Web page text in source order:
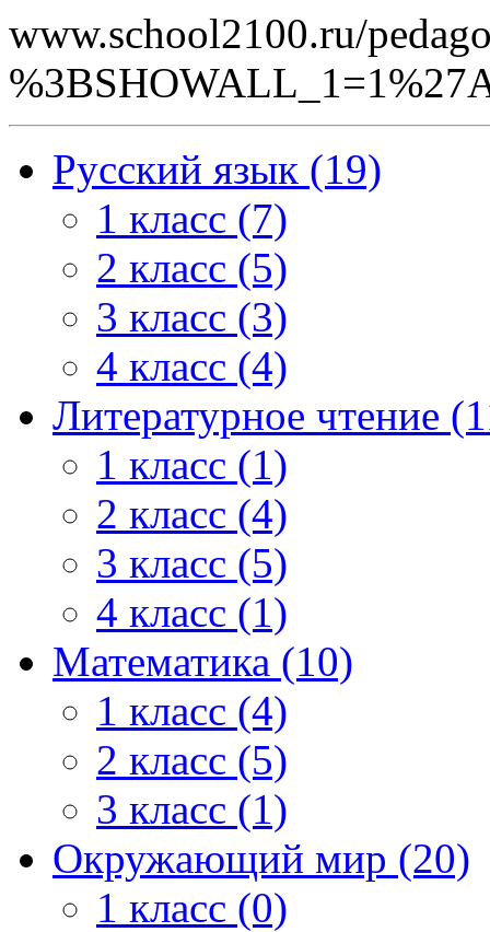
www.school2100.ru/
Русский язык (19)
1 класс (7)
2 класс (5)
3 класс (3)
4 класс (4)
Литературное чтение
1 класс (1)
2 класс (4)
3 класс (5)
4 класс (1)
Математика (10)
1 класс (4)
2 класс (5)
3 класс (1)
Окружающий мир (20)
1 класс (0)